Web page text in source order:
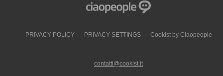
PRIVACY POLICY PRIVACY SETTINGS Cookist by Ciaopeople
contatti@cookist.it